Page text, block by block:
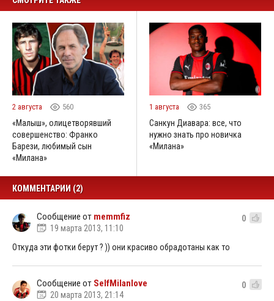
2 августа 560
«Малыш», олицетворявший
совершенство: Франко
Барези, любимый сын
«Милана»
1 августа 365
Санкун Диавара: все, что
нужно знать про новичка
«Милана»
КОММЕНТАРИИ (2)
Сообщение от memmfiz
19 марта 2013, 11:10
0
Откуда эти фотки берут ? )) они красиво обрадотаны как то
Сообщение от SelfMilanlove
20 марта 2013, 21:14
0